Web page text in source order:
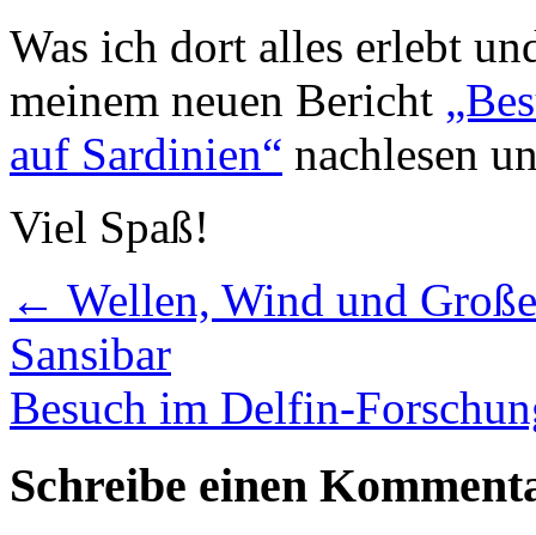
Was ich dort alles erlebt
meinem neuen Bericht
auf Sardinien“ nachlesen
Viel Spaß!
← Wellen, Wind und
Sansibar
Besuch im Delfin-
Schreibe einen